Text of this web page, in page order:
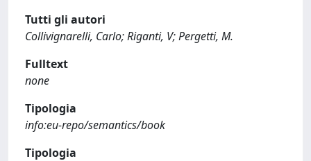
Tutti gli autori
Collivignarelli, Carlo; Riganti, V; Pergetti, M.
Fulltext
none
Tipologia
info:eu-repo/semantics/book
Tipologia